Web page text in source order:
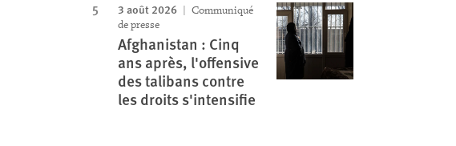
3 août 2026
Communiqué
de presse
Afghanistan : Cinq
ans après, l'offensive
des talibans contre
les droits s'intensifie